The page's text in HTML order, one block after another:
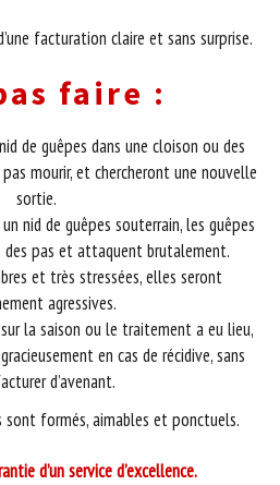
facturation claire et sans surprise.
faire :
de guêpes dans une cloison ou des
mourir, et chercheront une nouvelle
sortie.
nid de guêpes souterrain, les guêpes
pas et attaquent brutalement.
et très stressées, elles seront
agressives.
la saison ou le traitement a eu lieu,
en cas de récidive, sans
d’avenant.
sont formés, aimables et ponctuels.
d’un service d’excellence.